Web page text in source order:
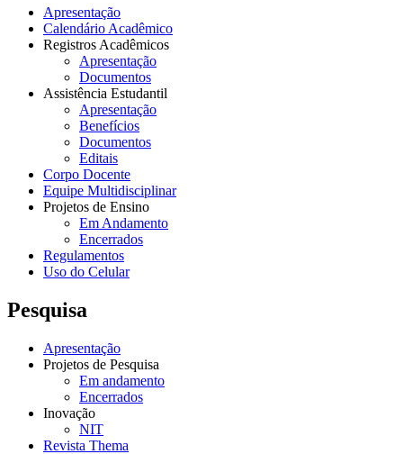
Apresentação
Calendário Acadêmico
Registros Acadêmicos
Apresentação
Documentos
Assistência Estudantil
Apresentação
Benefícios
Documentos
Editais
Corpo Docente
Equipe Multidisciplinar
Projetos de Ensino
Em Andamento
Encerrados
Regulamentos
Uso do Celular
Pesquisa
Apresentação
Projetos de Pesquisa
Em andamento
Encerrados
Inovação
NIT
Revista Thema